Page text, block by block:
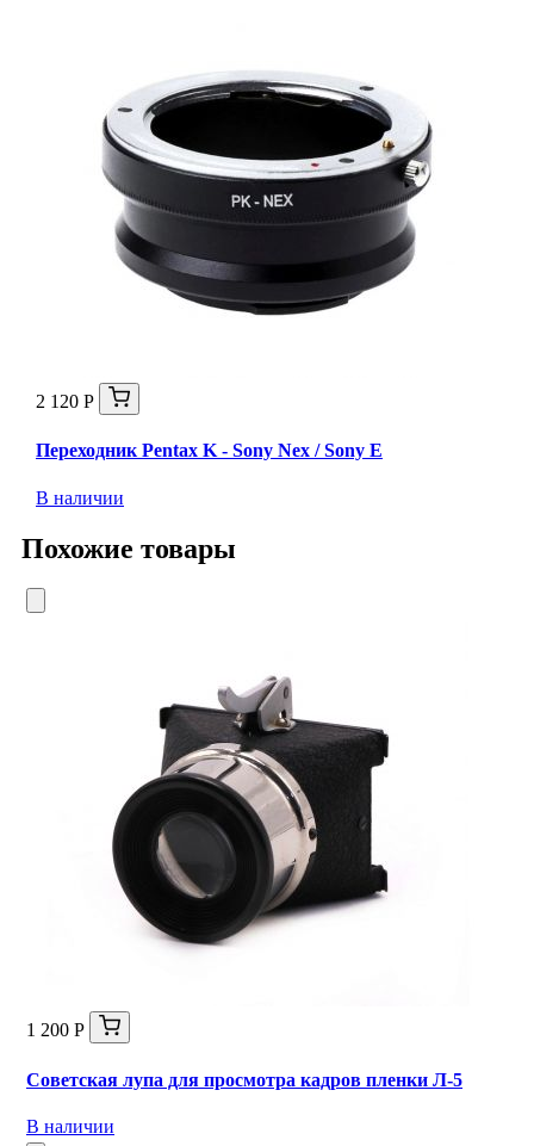
2 120 Р
Переходник Pentax K - Sony Nex / Sony E
В наличии
Похожие товары
1 200 Р
Советская лупа для просмотра кадров пленки Л-5
В наличии